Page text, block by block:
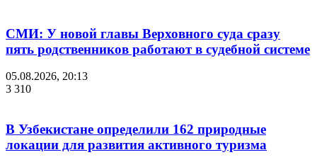
СМИ: У новой главы Верховного суда сразу
пять родственников работают в судебной системе
05.08.2026, 20:13
3 310
В Узбекистане определили 162 природные
локации для развития активного туризма